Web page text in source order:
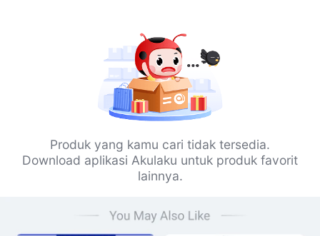
Produk yang kamu cari tidak tersedia.
Download aplikasi Akulaku untuk produk favorit
lainnya.